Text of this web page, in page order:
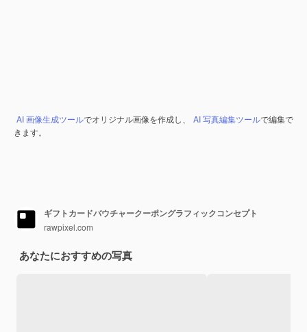
AI 画像生成ツールでオリジナル画像を作成し、 AI 写真編集ツールで編集で
きます。
ギフトカードバウチャークーポングラフィックコンセプト
rawpixel.com
あなたにおすすめの写真